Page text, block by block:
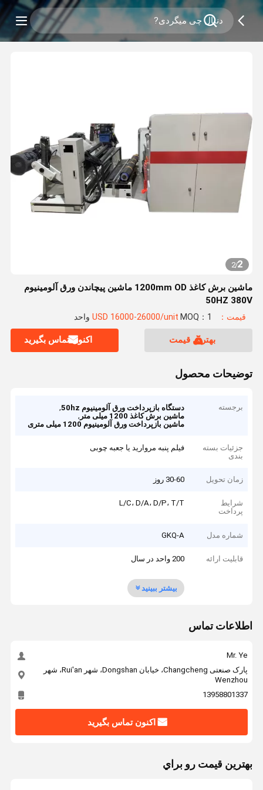
2
/
2
ماشین برش کاغذ 1200mm OD ماشین پیچاندن ورق آلومینیوم
50HZ 380V
قیمت：USD 16000-26000/unit MOQ：1 واحد
بهترین قیمت اکنون تماس بگیرید
توضیحات محصول
برجسته دستگاه بازپرداخت ورق آلومینیوم 50hz
,
ماشین برش کاغذ 1200 میلی متر
,
ماشین بازپرداخت ورق آلومینیوم 1200 میلی متری
جزئیات بسته
بندی
فیلم پنبه مروارید یا جعبه چوبی
زمان تحویل 30-60 روز
شرایط
پرداخت
L/C، D/A، D/P، T/T
شماره مدل GKQ-A
قابلیت ارائه 200 واحد در سال
بیشتر ببینید
اطلاعات تماس
Mr. Ye
پارک صنعتی Changcheng، خیابان Dongshan، شهر Rui'an، شهر
Wenzhou
13958801337
اکنون تماس بگیرید
بهترين قيمت رو براي